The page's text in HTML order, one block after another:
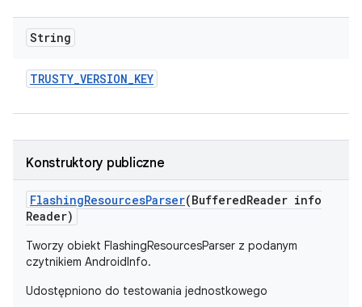
String
TRUSTY_VERSION_KEY
Konstruktory publiczne
FlashingResourcesParser(BufferedReader info
Reader)
Tworzy obiekt FlashingResourcesParser z podanym
czytnikiem AndroidInfo.
Udostępniono do testowania jednostkowego